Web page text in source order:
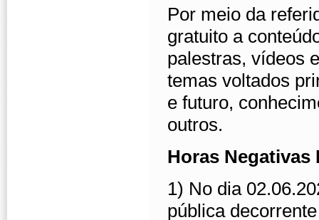
Por meio da
gratuito a
palestras, vídeos
temas voltados
e futuro,
outros.
Horas
1) No dia
pública